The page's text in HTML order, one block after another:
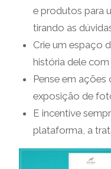
e produtos para
tirando as
Crie um espaço
história dele
Pense em ações
exposição de
E incentive
plataforma, a